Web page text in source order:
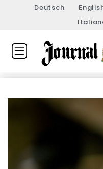
Deutsch